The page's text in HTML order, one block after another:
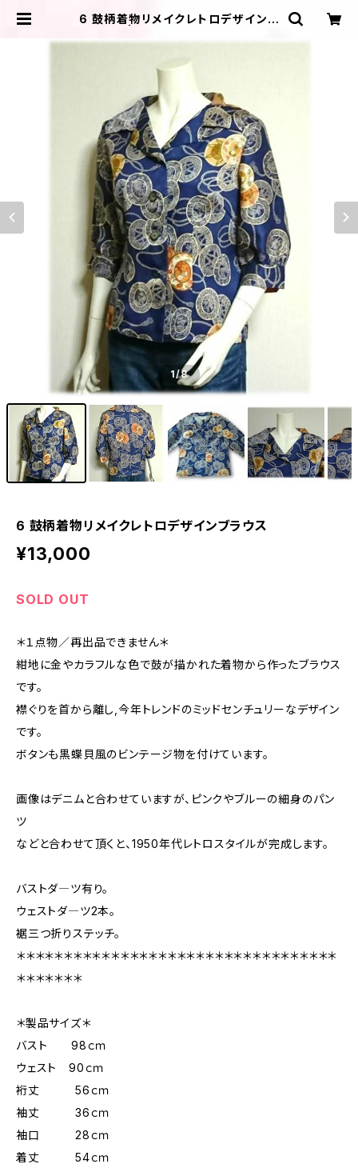
6 鼓柄着物リメイクレトロデザインブ
1/8
6 鼓柄着物リメイクレトロデザインブラウス
¥13,000
SOLD OUT
＊１点物／再出品できません＊
紺地に金やカラフルな色で鼓が描かれた着物から作ったブラウス
です。
襟ぐりを首から離し,今年トレンドのミッドセンチュリーなデザイン
です。
ボタンも黒蝶貝風のビンテージ物を付けています。
画像はデニムと合わせていますが、ピンクやブルーの細身のパン
ツ
などと合わせて頂くと、1950年代レトロスタイルが完成します。
バストダ―ツ有り。
ウェストダ―ツ2本。
裾三つ折りステッチ。
＊＊＊＊＊＊＊＊＊＊＊＊＊＊＊＊＊＊＊＊＊＊＊＊＊＊＊＊＊＊＊＊＊＊
＊＊＊＊＊＊＊
＊製品サイズ＊
バスト 98ｃｍ
ウェスト 90ｃｍ
裄丈 56ｃｍ
袖丈 36ｃｍ
袖口 28ｃｍ
着丈 54ｃｍ